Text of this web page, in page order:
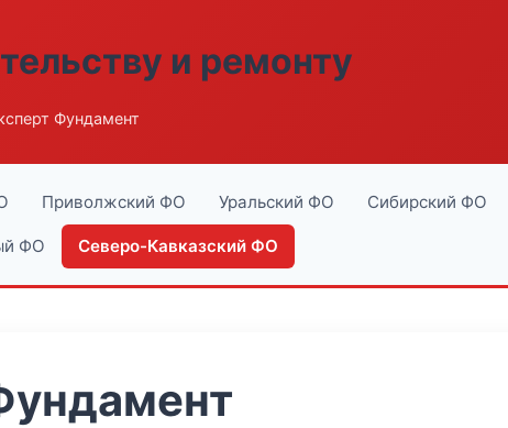
и ремонту
Фундамент
Приволжский ФО Уральский ФО Сибирский ФО
ФО Северо-Кавказский ФО